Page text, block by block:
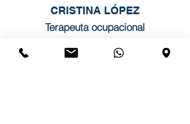
CRISTINA LÓPEZ
Terapeuta ocupacional